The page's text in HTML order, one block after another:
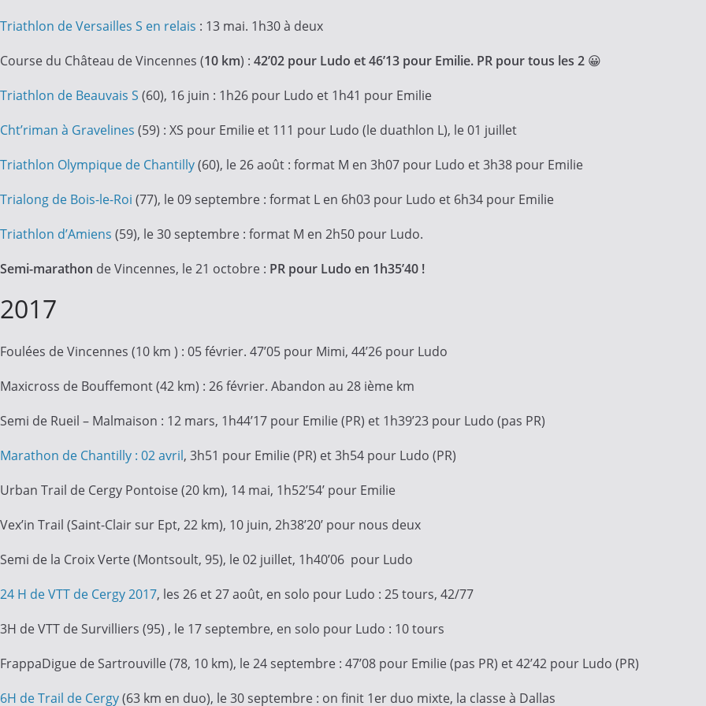
Triathlon de Versailles S en relais : 13 mai. 1h30 à deux
Course du Château de Vincennes (10 km) : 42’02 pour Ludo et 46’13 pour Emilie. PR pour tous les 2 😀
Triathlon de Beauvais S (60), 16 juin : 1h26 pour Ludo et 1h41 pour Emilie
Cht’riman à Gravelines (59) : XS pour Emilie et 111 pour Ludo (le duathlon L), le 01 juillet
Triathlon Olympique de Chantilly(60), le 26 août : format M en 3h07 pour Ludo et 3h38 pour Emilie
Trialong de Bois-le-Roi (77), le 09 septembre : format L en 6h03 pour Ludo et 6h34 pour Emilie
Triathlon d’Amiens (59), le 30 septembre : format M en 2h50 pour Ludo.
Semi-marathon de Vincennes, le 21 octobre : PR pour Ludo en 1h35’40 !
2017
Foulées de Vincennes (10 km ) : 05 février. 47’05 pour Mimi, 44’26 pour Ludo
Maxicross de Bouffemont (42 km) : 26 février. Abandon au 28 ième km
Semi de Rueil – Malmaison : 12 mars, 1h44’17 pour Emilie (PR) et 1h39’23 pour Ludo (pas PR)
Marathon de Chantilly : 02 avril, 3h51 pour Emilie (PR) et 3h54 pour Ludo (PR)
Urban Trail de Cergy Pontoise (20 km), 14 mai, 1h52’54’ pour Emilie
Vex’in Trail (Saint-Clair sur Ept, 22 km), 10 juin, 2h38’20’ pour nous deux
Semi de la Croix Verte (Montsoult, 95), le 02 juillet, 1h40’06 pour Ludo
24 H de VTT de Cergy 2017, les 26 et 27 août, en solo pour Ludo : 25 tours, 42/77
3H de VTT de Survilliers (95) , le 17 septembre, en solo pour Ludo : 10 tours
FrappaDigue de Sartrouville (78, 10 km), le 24 septembre : 47’08 pour Emilie (pas PR) et 42’42 pour Ludo (PR)
6H de Trail de Cergy(63 km en duo), le 30 septembre : on finit 1er duo mixte, la classe à Dallas